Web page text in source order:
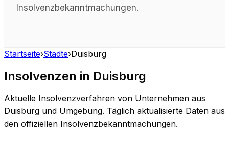
Insolvenzbekanntmachungen.
Startseite›Städte›Duisburg
Insolvenzen in Duisburg
Aktuelle Insolvenzverfahren von Unternehmen aus
Duisburg und Umgebung. Täglich aktualisierte Daten aus
den offiziellen Insolvenzbekanntmachungen.